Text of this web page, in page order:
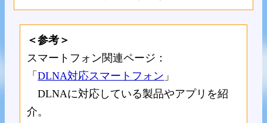
＜参考＞
スマートフォン関連ページ：
「DLNA対応スマートフォン 」
DLNAに対応している製品やアプリを紹
介。